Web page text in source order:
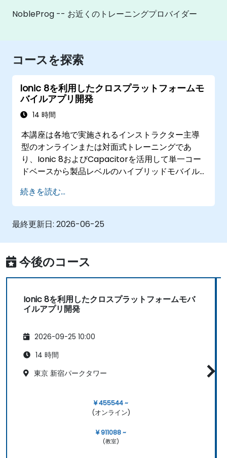
NobleProg -- お近くのトレーニングプロバイダー
コースを探索
Ionic 8を利用したクロスプラットフォームモ
バイルアプリ開発
14 時間
本講座は各地で実施されるインストラクター主導
型のオンラインまたは対面式トレーニングであ
り、Ionic 8およびCapacitorを活用して単一コー
ドベースから製品レベルのハイブリッドモバイル
い経験豊富なフロントエンド開発者向けに用意さ
れています。
続きを読む...
最終更新日: 2026-06-25
今後のコース
Ionic 8を利用したクロスプラットフォームモバ
イルアプリ開発
2026-09-25 10:00
14 時間
東京 新宿パークタワー
¥ 455544 ~
(オンライン)
¥ 911088 ~
(教室)